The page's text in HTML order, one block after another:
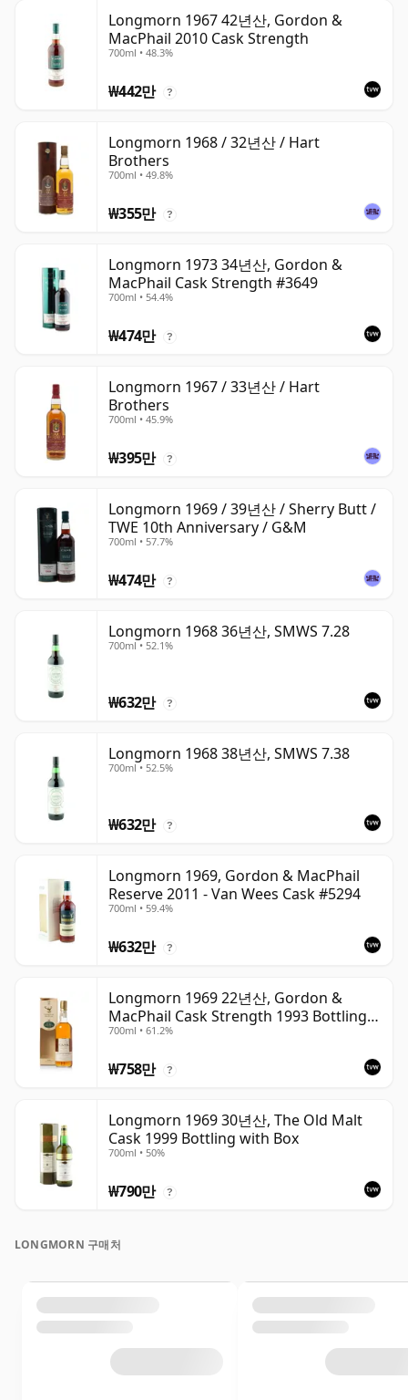
Longmorn 1967 42년산, Gordon &
MacPhail 2010 Cask Strength
700ml • 48.3%
₩442만 ?
Longmorn 1968 / 32년산 / Hart
Brothers
700ml • 49.8%
₩355만 ?
Longmorn 1973 34년산, Gordon &
MacPhail Cask Strength #3649
700ml • 54.4%
₩474만 ?
Longmorn 1967 / 33년산 / Hart
Brothers
700ml • 45.9%
₩395만 ?
Longmorn 1969 / 39년산 / Sherry Butt /
TWE 10th Anniversary / G&M
700ml • 57.7%
₩474만 ?
Longmorn 1968 36년산, SMWS 7.28
700ml • 52.1%
₩632만 ?
Longmorn 1968 38년산, SMWS 7.38
700ml • 52.5%
₩632만 ?
Longmorn 1969, Gordon & MacPhail
Reserve 2011 - Van Wees Cask #5294
700ml • 59.4%
₩632만 ?
Longmorn 1969 22년산, Gordon &
MacPhail Cask Strength 1993 Bottling
with Box
700ml • 61.2%
₩758만 ?
Longmorn 1969 30년산, The Old Malt
Cask 1999 Bottling with Box
700ml • 50%
₩790만 ?
LONGMORN 구매처